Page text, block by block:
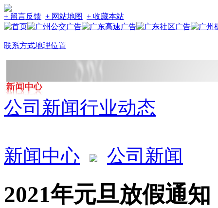
+ 留言反馈 + 网站地图 + 收藏本站
联系方式地理位置
公司新闻行业动态
新闻中心 公司新闻
2021年元旦放假通知